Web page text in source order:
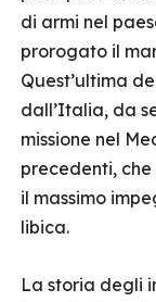
di armi nel
prorogato il
Quest’ultima
dall’Italia, da
missione nel
precedenti,
il massimo
libica.
La storia degli